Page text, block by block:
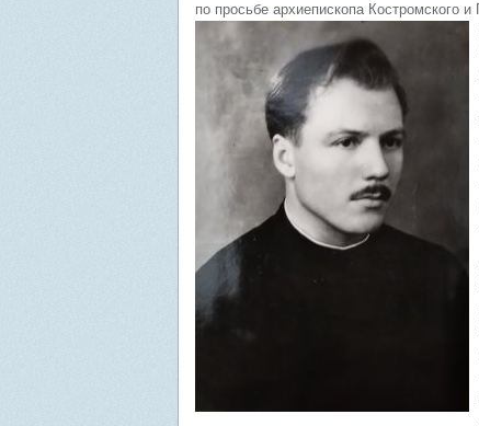
по просьбе архиепископа Костромского